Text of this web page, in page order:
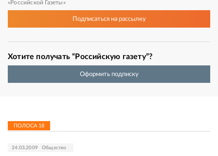
«Российской Газеты»
Подписатьсяна рассылку
Хотите получать “Российскую газету”?
Оформить подписку
ПОЛОСА 18
24.03.2009 Общество